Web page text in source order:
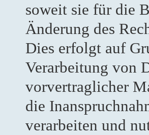
soweit sie für die
Änderung des
Dies erfolgt auf
Verarbeitung von
vorvertraglicher
die
verarbeiten und